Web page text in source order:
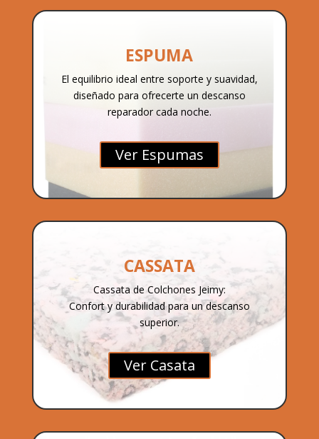
ESPUMA
El equilibrio ideal entre soporte y suavidad,
diseñado para ofrecerte un descanso
reparador cada noche.
Ver Espumas
CASSATA
Cassata de Colchones Jeimy:
Confort y durabilidad para un descanso
superior.
Ver Casata